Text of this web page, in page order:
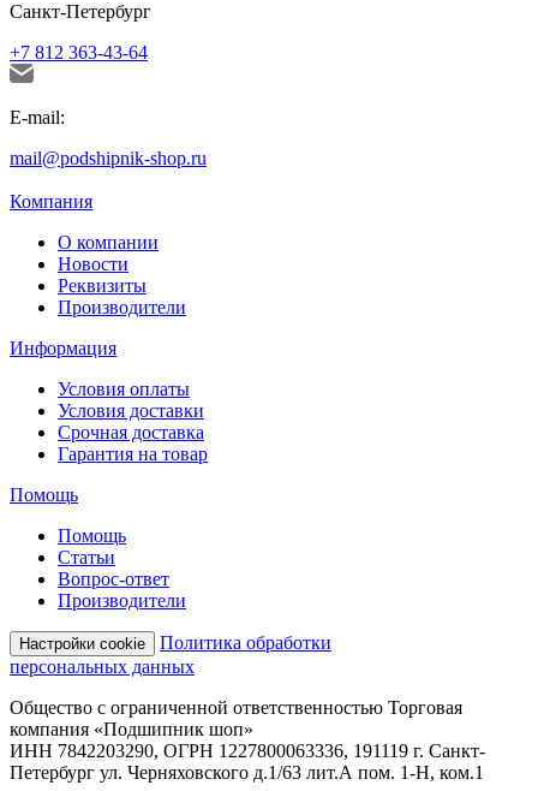
Санкт-Петербург
+7 812 363-43-64
E-mail:
mail@podshipnik-shop.ru
Компания
О компании
Новости
Реквизиты
Производители
Информация
Условия оплаты
Условия доставки
Срочная доставка
Гарантия на товар
Помощь
Помощь
Статьи
Вопрос-ответ
Производители
Настройки cookie
Политика обработки
персональных данных
Общество с ограниченной ответственностью Торговая
компания «Подшипник шоп»
ИНН 7842203290, ОГРН 1227800063336, 191119 г. Санкт-
Петербург ул. Черняховского д.1/63 лит.А пом. 1-Н, ком.1